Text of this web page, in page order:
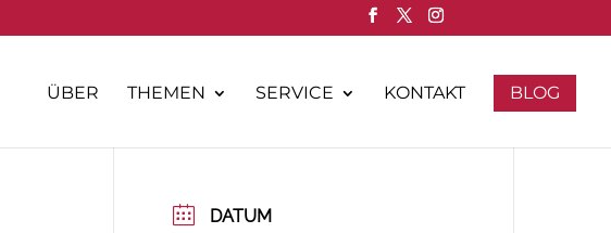
ÜBER THEMEN SERVICE KONTAKT BLOG
DATUM